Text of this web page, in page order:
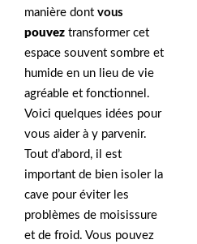
manière dont vous
pouvez transformer cet
espace souvent sombre et
humide en un lieu de vie
agréable et fonctionnel.
Voici quelques idées pour
vous aider à y parvenir.
Tout d’abord, il est
important de bien isoler la
cave pour éviter les
problèmes de moisissure
et de froid. Vous pouvez